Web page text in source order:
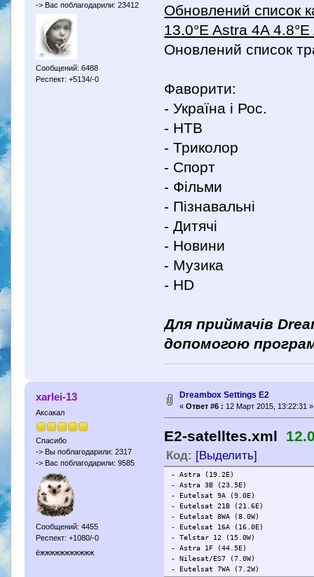
-> Вас поблагодарили: 23412
Сообщений: 6488
Респект: +5134/-0
Обновлений список
13.0°E Astra 4A
Оновлений список
Фаворити:
- Україна і Рос.
- НТВ
- Триколор
- Спорт
- Фільми
- Пізнавальні
- Дитячі
- Новини
- Музика
- HD
Для приймачів
допомогою
xarlei-13
Аксакал
Спасибо
-> Вы поблагодарили: 2317
-> Вас поблагодарили: 9585
Сообщений: 4455
Респект: +1080/-0
ёжжжжжжжжжжж
Dreambox Settings E2
« Ответ #6 : 12 Март 2015, 13:22:31 »
E2-satelltes.xml
Код: [Выделить]
- Astra (19.2E)
- Astra 3B (23.5E)
- Eutelsat 9A (9.0E)
- Eutelsat 21B (21.6E)
- Eutelsat 8WA (8.0W)
- Eutelsat 16A (16.0E)
- Telstar 12 (15.0W)
- Astra 1F (44.5E)
- Nilesat/ES7 (7.0W)
- Eutelsat 7WA (7.2W)